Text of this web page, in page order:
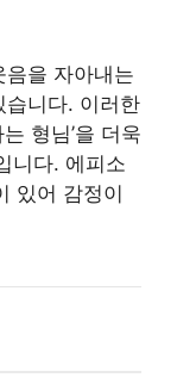
을 자아내는
습니다. 이러한
형님’을 더욱
니다. 에피소
있어 감정이